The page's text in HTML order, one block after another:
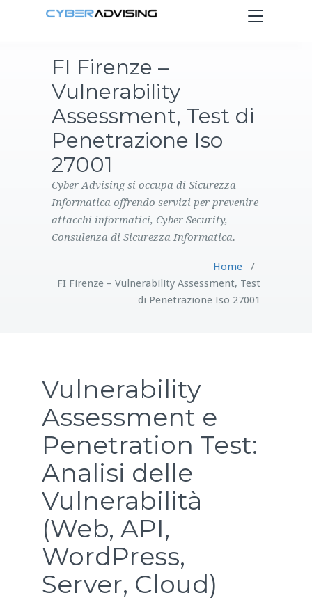
Toggle
navigation
PRODOTTI
CONTATTI
FI Firenze –
Vulnerability
Assessment, Test di
Penetrazione Iso
27001
Cyber Advising si occupa di Sicurezza
Informatica offrendo servizi per prevenire
attacchi informatici, Cyber Security,
Consulenza di Sicurezza Informatica.
Home/
FI Firenze – Vulnerability Assessment, Test
di Penetrazione Iso 27001
Vulnerability
Assessment e
Penetration Test:
Analisi delle
Vulnerabilità
(Web, API,
WordPress,
Server, Cloud)